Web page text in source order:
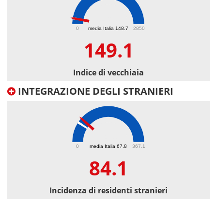
media Italia 148.7
0 2850
149.1
Indice di vecchiaia
INTEGRAZIONE DEGLI STRANIERI
media Italia 67.8
0 367.1
84.1
Incidenza di residenti stranieri